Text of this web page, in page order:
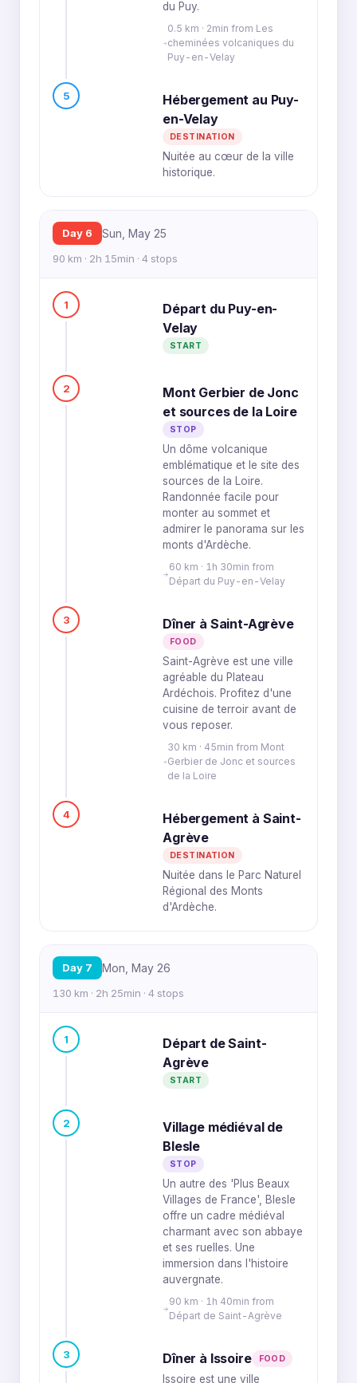
du Puy.
0.5 km · 2min from Les
cheminées volcaniques du
Puy-en-Velay
5
Hébergement au Puy-
en-Velay
DESTINATION
Nuitée au cœur de la ville
historique.
Day 6 Sun, May 25
90 km · 2h 15min · 4 stops
1
Départ du Puy-en-
Velay
START
2
Mont Gerbier de Jonc
et sources de la Loire
STOP
Un dôme volcanique
emblématique et le site des
sources de la Loire.
Randonnée facile pour
monter au sommet et
admirer le panorama sur les
monts d'Ardèche.
60 km · 1h 30min from
Départ du Puy-en-Velay
3 Dîner à Saint-Agrève
FOOD
Saint-Agrève est une ville
agréable du Plateau
Ardéchois. Profitez d'une
cuisine de terroir avant de
vous reposer.
30 km · 45min from Mont
Gerbier de Jonc et sources
de la Loire
4
Hébergement à Saint-
Agrève
DESTINATION
Nuitée dans le Parc Naturel
Régional des Monts
d'Ardèche.
Day 7 Mon, May 26
130 km · 2h 25min · 4 stops
1
Départ de Saint-
Agrève
START
2
Village médiéval de
Blesle
STOP
Un autre des 'Plus Beaux
Villages de France', Blesle
offre un cadre médiéval
charmant avec son abbaye
et ses ruelles. Une
immersion dans l'histoire
auvergnate.
90 km · 1h 40min from
Départ de Saint-Agrève
3 Dîner à Issoire FOOD
Issoire est une ville